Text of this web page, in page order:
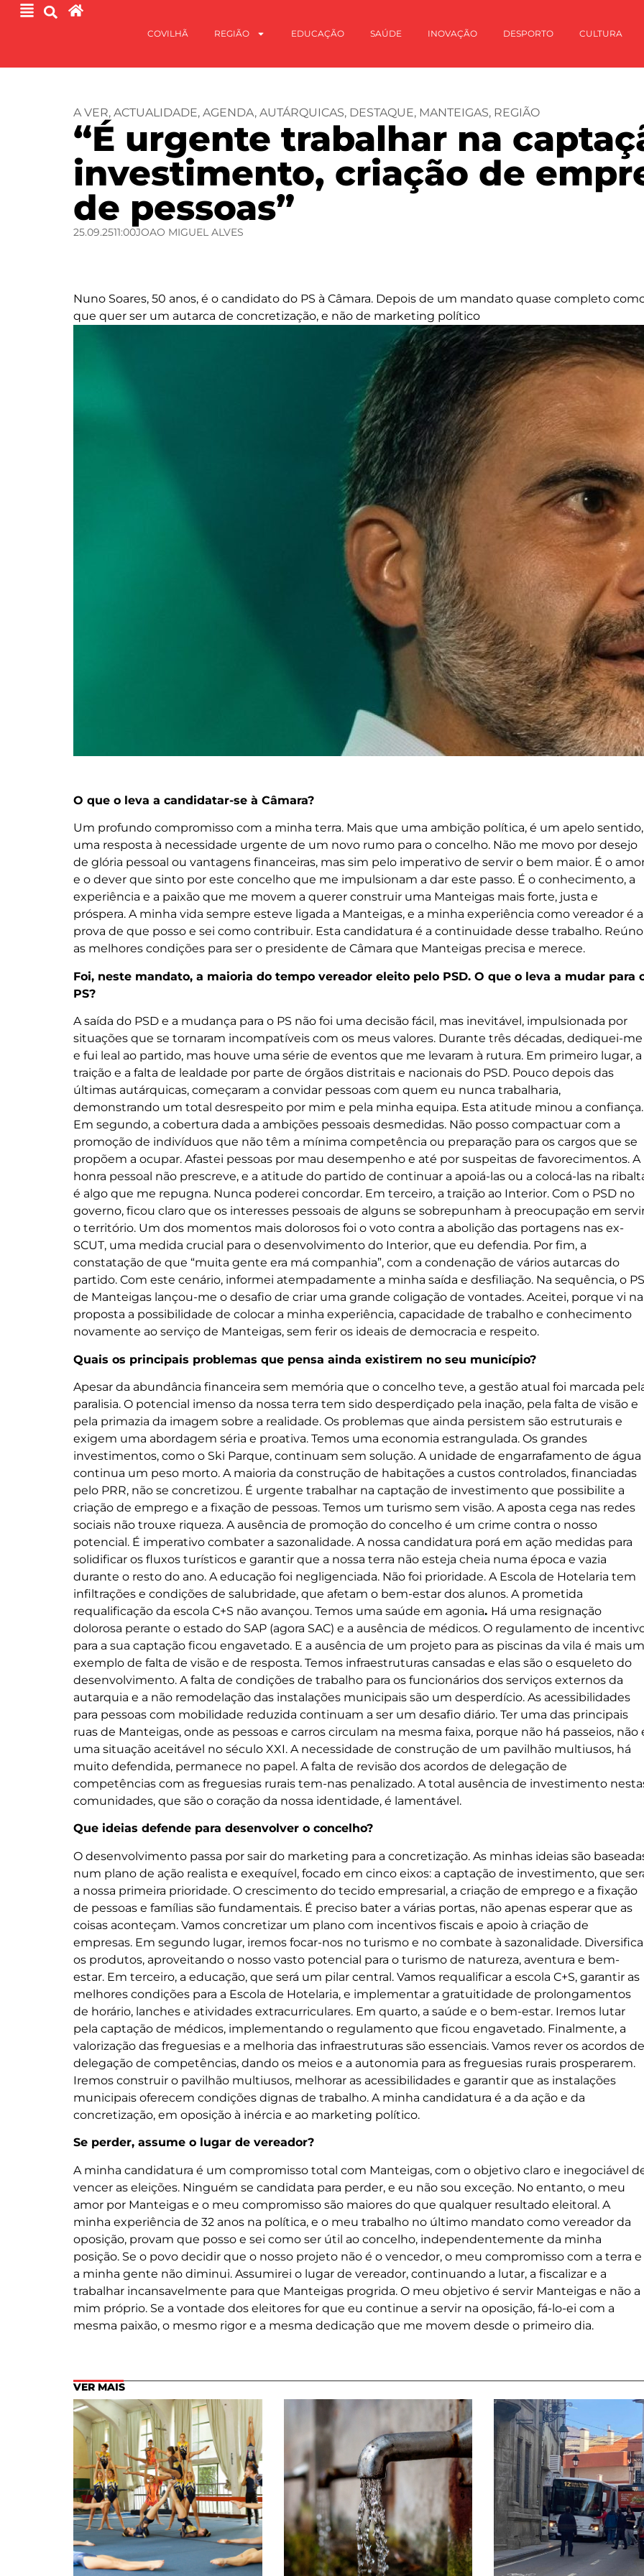
COVILHÃ REGIÃO EDUCAÇÃO SAÚDE INOVAÇÃO DESPORTO CULTURA
A VER, ACTUALIDADE, AGENDA, AUTÁRQUICAS, DESTAQUE, MANTEIGAS, REGIÃO
“É urgente trabalhar na
investimento, criação de
de pessoas”
25.09.2511:00JOAO MIGUEL ALVES
Nuno Soares, 50 anos, é o candidato do PS à Câmara. Depois de um mandato quase completo
que quer ser um autarca de concretização, e não de marketing político
O que o leva a candidatar-se à Câmara?
Um profundo compromisso com a minha terra. Mais que uma ambição política, é um apelo sentido,
uma resposta à necessidade urgente de um novo rumo para o concelho. Não me movo por desejo
de glória pessoal ou vantagens financeiras, mas sim pelo imperativo de servir o bem maior. É o
e o dever que sinto por este concelho que me impulsionam a dar este passo. É o conhecimento, a
experiência e a paixão que me movem a querer construir uma Manteigas mais forte, justa e
próspera. A minha vida sempre esteve ligada a Manteigas, e a minha experiência como vereador é a
prova de que posso e sei como contribuir. Esta candidatura é a continuidade desse trabalho. Reúno
as melhores condições para ser o presidente de Câmara que Manteigas precisa e merece.
Foi, neste mandato, a maioria do tempo vereador eleito pelo PSD. O que o leva a mudar para
PS?
A saída do PSD e a mudança para o PS não foi uma decisão fácil, mas inevitável, impulsionada por
situações que se tornaram incompatíveis com os meus valores. Durante três décadas, dediquei-me
e fui leal ao partido, mas houve uma série de eventos que me levaram à rutura. Em primeiro lugar, a
traição e a falta de lealdade por parte de órgãos distritais e nacionais do PSD. Pouco depois das
últimas autárquicas, começaram a convidar pessoas com quem eu nunca trabalharia,
demonstrando um total desrespeito por mim e pela minha equipa. Esta atitude minou a confiança.
Em segundo, a cobertura dada a ambições pessoais desmedidas. Não posso compactuar com a
promoção de indivíduos que não têm a mínima competência ou preparação para os cargos que se
propõem a ocupar. Afastei pessoas por mau desempenho e até por suspeitas de favorecimentos. A
honra pessoal não prescreve, e a atitude do partido de continuar a apoiá-las ou a colocá-las na
é algo que me repugna. Nunca poderei concordar. Em terceiro, a traição ao Interior. Com o PSD no
governo, ficou claro que os interesses pessoais de alguns se sobrepunham à preocupação em
o território. Um dos momentos mais dolorosos foi o voto contra a abolição das portagens nas ex-
SCUT, uma medida crucial para o desenvolvimento do Interior, que eu defendia. Por fim, a
constatação de que “muita gente era má companhia”, com a condenação de vários autarcas do
partido. Com este cenário, informei atempadamente a minha saída e desfiliação. Na sequência, o PS
de Manteigas lançou-me o desafio de criar uma grande coligação de vontades. Aceitei, porque vi na
proposta a possibilidade de colocar a minha experiência, capacidade de trabalho e conhecimento
novamente ao serviço de Manteigas, sem ferir os ideais de democracia e respeito.
Quais os principais problemas que pensa ainda existirem no seu município?
Apesar da abundância financeira sem memória que o concelho teve, a gestão atual foi marcada
paralisia. O potencial imenso da nossa terra tem sido desperdiçado pela inação, pela falta de visão e
pela primazia da imagem sobre a realidade. Os problemas que ainda persistem são estruturais e
exigem uma abordagem séria e proativa. Temos uma economia estrangulada. Os grandes
investimentos, como o Ski Parque, continuam sem solução. A unidade de engarrafamento de água
continua um peso morto. A maioria da construção de habitações a custos controlados, financiadas
pelo PRR, não se concretizou. É urgente trabalhar na captação de investimento que possibilite a
criação de emprego e a fixação de pessoas. Temos um turismo sem visão. A aposta cega nas redes
sociais não trouxe riqueza. A ausência de promoção do concelho é um crime contra o nosso
potencial. É imperativo combater a sazonalidade. A nossa candidatura porá em ação medidas para
solidificar os fluxos turísticos e garantir que a nossa terra não esteja cheia numa época e vazia
durante o resto do ano. A educação foi negligenciada. Não foi prioridade. A Escola de Hotelaria tem
infiltrações e condições de salubridade, que afetam o bem-estar dos alunos. A prometida
requalificação da escola C+S não avançou. Temos uma saúde em agonia. Há uma resignação
dolorosa perante o estado do SAP (agora SAC) e a ausência de médicos. O regulamento de
para a sua captação ficou engavetado. E a ausência de um projeto para as piscinas da vila é mais um
exemplo de falta de visão e de resposta. Temos infraestruturas cansadas e elas são o esqueleto do
desenvolvimento. A falta de condições de trabalho para os funcionários dos serviços externos da
autarquia e a não remodelação das instalações municipais são um desperdício. As acessibilidades
para pessoas com mobilidade reduzida continuam a ser um desafio diário. Ter uma das principais
ruas de Manteigas, onde as pessoas e carros circulam na mesma faixa, porque não há passeios, não
uma situação aceitável no século XXI. A necessidade de construção de um pavilhão multiusos, há
muito defendida, permanece no papel. A falta de revisão dos acordos de delegação de
competências com as freguesias rurais tem-nas penalizado. A total ausência de investimento
comunidades, que são o coração da nossa identidade, é lamentável.
Que ideias defende para desenvolver o concelho?
O desenvolvimento passa por sair do marketing para a concretização. As minhas ideias são
num plano de ação realista e exequível, focado em cinco eixos: a captação de investimento, que
a nossa primeira prioridade. O crescimento do tecido empresarial, a criação de emprego e a fixação
de pessoas e famílias são fundamentais. É preciso bater a várias portas, não apenas esperar que as
coisas aconteçam. Vamos concretizar um plano com incentivos fiscais e apoio à criação de
empresas. Em segundo lugar, iremos focar-nos no turismo e no combate à sazonalidade.
os produtos, aproveitando o nosso vasto potencial para o turismo de natureza, aventura e bem-
estar. Em terceiro, a educação, que será um pilar central. Vamos requalificar a escola C+S, garantir as
melhores condições para a Escola de Hotelaria, e implementar a gratuitidade de prolongamentos
de horário, lanches e atividades extracurriculares. Em quarto, a saúde e o bem-estar. Iremos lutar
pela captação de médicos, implementando o regulamento que ficou engavetado. Finalmente, a
valorização das freguesias e a melhoria das infraestruturas são essenciais. Vamos rever os acordos de
delegação de competências, dando os meios e a autonomia para as freguesias rurais prosperarem.
Iremos construir o pavilhão multiusos, melhorar as acessibilidades e garantir que as instalações
municipais oferecem condições dignas de trabalho. A minha candidatura é a da ação e da
concretização, em oposição à inércia e ao marketing político.
Se perder, assume o lugar de vereador?
A minha candidatura é um compromisso total com Manteigas, com o objetivo claro e inegociável
vencer as eleições. Ninguém se candidata para perder, e eu não sou exceção. No entanto, o meu
amor por Manteigas e o meu compromisso são maiores do que qualquer resultado eleitoral. A
minha experiência de 32 anos na política, e o meu trabalho no último mandato como vereador da
oposição, provam que posso e sei como ser útil ao concelho, independentemente da minha
posição. Se o povo decidir que o nosso projeto não é o vencedor, o meu compromisso com a terra e
a minha gente não diminui. Assumirei o lugar de vereador, continuando a lutar, a fiscalizar e a
trabalhar incansavelmente para que Manteigas progrida. O meu objetivo é servir Manteigas e não a
mim próprio. Se a vontade dos eleitores for que eu continue a servir na oposição, fá-lo-ei com a
mesma paixão, o mesmo rigor e a mesma dedicação que me movem desde o primeiro dia.
VER MAIS